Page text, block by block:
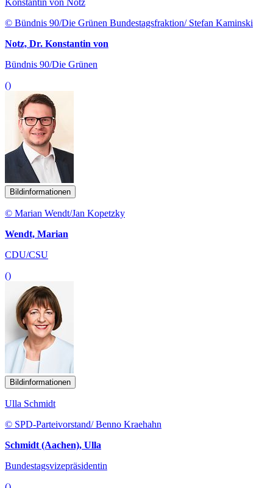
© Bündnis 90/Die Grünen Bundestagsfraktion/ Stefan Kaminski
Notz, Dr. Konstantin von
Bündnis 90/Die Grünen
()
Bildinformationen
© Marian Wendt/Jan Kopetzky
Wendt, Marian
CDU/CSU
()
Bildinformationen
Ulla Schmidt
© SPD-Parteivorstand/ Benno Kraehahn
Schmidt (Aachen), Ulla
Bundestagsvizepräsidentin